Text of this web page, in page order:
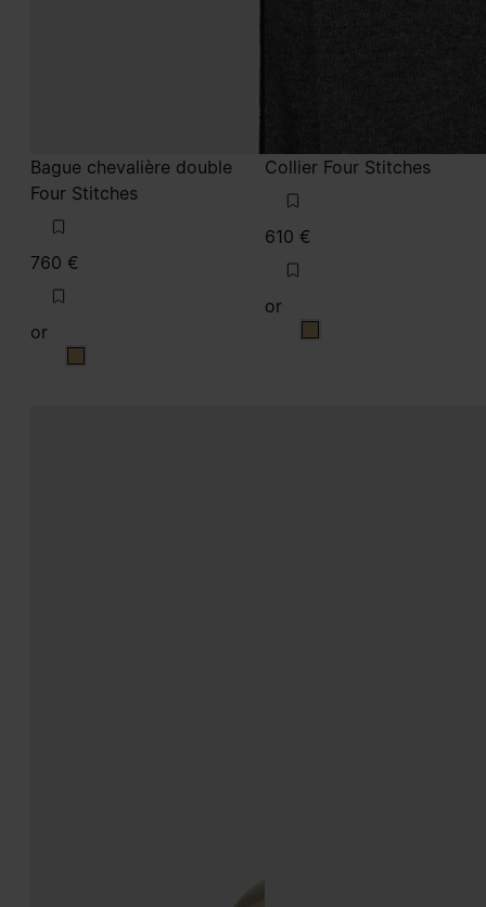
Bague chevalière double
Four Stitches
760 €
or
or
Collier Four Stitches
610 €
or
or